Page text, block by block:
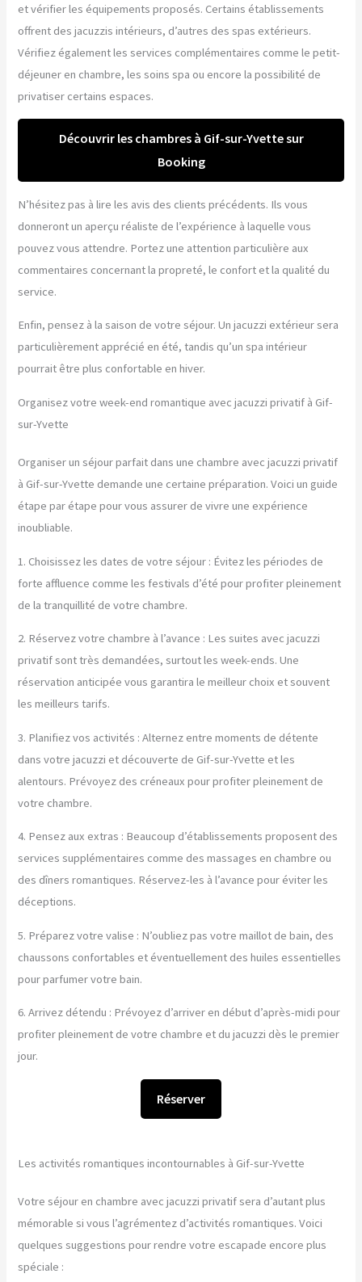
et vérifier les équipements proposés. Certains établissements
offrent des jacuzzis intérieurs, d’autres des spas extérieurs.
Vérifiez également les services complémentaires comme le petit-
déjeuner en chambre, les soins spa ou encore la possibilité de
privatiser certains espaces.
Découvrir les chambres à Gif-sur-Yvette sur
Booking
N’hésitez pas à lire les avis des clients précédents. Ils vous
donneront un aperçu réaliste de l’expérience à laquelle vous
pouvez vous attendre. Portez une attention particulière aux
commentaires concernant la propreté, le confort et la qualité du
service.
Enfin, pensez à la saison de votre séjour. Un jacuzzi extérieur sera
particulièrement apprécié en été, tandis qu’un spa intérieur
pourrait être plus confortable en hiver.
Organisez votre week-end romantique avec jacuzzi privatif à Gif-
sur-Yvette
Organiser un séjour parfait dans une chambre avec jacuzzi privatif
à Gif-sur-Yvette demande une certaine préparation. Voici un guide
étape par étape pour vous assurer de vivre une expérience
inoubliable.
1. Choisissez les dates de votre séjour : Évitez les périodes de
forte affluence comme les festivals d’été pour profiter pleinement
de la tranquillité de votre chambre.
2. Réservez votre chambre à l’avance : Les suites avec jacuzzi
privatif sont très demandées, surtout les week-ends. Une
réservation anticipée vous garantira le meilleur choix et souvent
les meilleurs tarifs.
3. Planifiez vos activités : Alternez entre moments de détente
dans votre jacuzzi et découverte de Gif-sur-Yvette et les
alentours. Prévoyez des créneaux pour profiter pleinement de
votre chambre.
4. Pensez aux extras : Beaucoup d’établissements proposent des
services supplémentaires comme des massages en chambre ou
des dîners romantiques. Réservez-les à l’avance pour éviter les
déceptions.
5. Préparez votre valise : N’oubliez pas votre maillot de bain, des
chaussons confortables et éventuellement des huiles essentielles
pour parfumer votre bain.
6. Arrivez détendu : Prévoyez d’arriver en début d’après-midi pour
profiter pleinement de votre chambre et du jacuzzi dès le premier
jour.
Réserver
Les activités romantiques incontournables à Gif-sur-Yvette
Votre séjour en chambre avec jacuzzi privatif sera d’autant plus
mémorable si vous l’agrémentez d’activités romantiques. Voici
quelques suggestions pour rendre votre escapade encore plus
spéciale :